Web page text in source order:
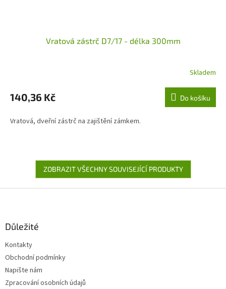
Vratová zástrč D7/17 - délka 300mm
Skladem
140,36 Kč Do košíku
Vratová, dveřní zástrč na zajištění zámkem.
ZOBRAZIT VŠECHNY SOUVISEJÍCÍ PRODUKTY
Důležité
Kontakty
Obchodní podmínky
Napište nám
Zpracování osobních údajů